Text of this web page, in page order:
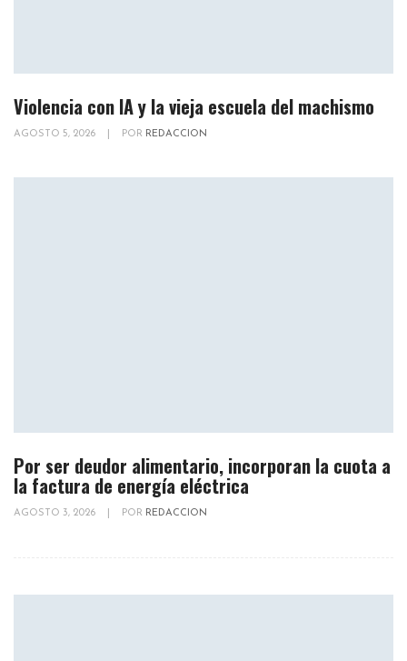
Violencia con IA y la vieja escuela del machismo
AGOSTO 5, 2026 POR REDACCION
Por ser deudor alimentario, incorporan la cuota a
la factura de energía eléctrica
AGOSTO 3, 2026 POR REDACCION